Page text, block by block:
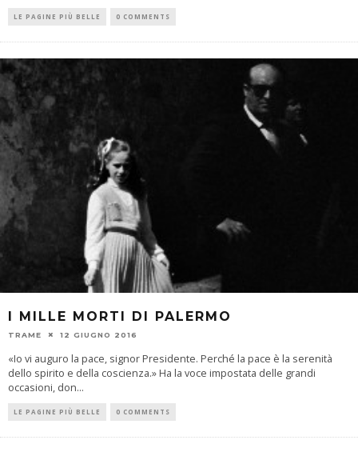
LE PAGINE PIÙ BELLE 0 COMMENTS
I MILLE MORTI DI PALERMO
TRAME 12 GIUGNO 2016
«Io vi auguro la pace, signor Presidente. Perché la pace è la serenità
dello spirito e della coscienza.» Ha la voce impostata delle grandi
occasioni, don...
LE PAGINE PIÙ BELLE 0 COMMENTS